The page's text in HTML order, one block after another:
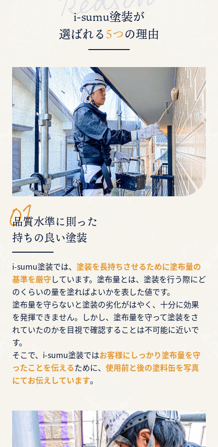
i-sumu塗装が
選ばれる5つの理由
品質水準に則った
持ちの良い塗装
i-sumu塗装では、 塗装を長持ちさせるために塗布量の
基準を厳守しています。塗布量とは、塗装を行う際にど
のくらいの量を塗ればよいかを表した値です。
塗布量を守らないと塗装の劣化がはやく、十分に効果
を発揮できません。しかし、塗布量を守って塗装をさ
れていたのかを目視で確認することは不可能に近いで
す。
そこで、i-sumu塗装ではお客様にしっかり塗布量を守
ったことを伝えるために、 使用前と後の塗料缶を写真
にてお伝えしています。